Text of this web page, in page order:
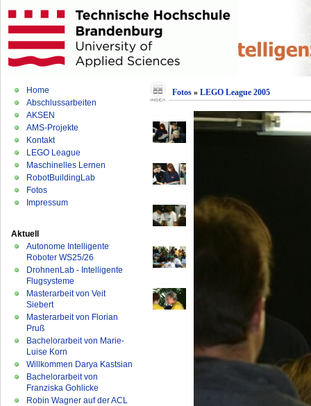
Home
Abschlussarbeiten
AKSEN
AMS-Projekte
Kontakt
LEGO League
Maschinelles Lernen
RobotBuildingLab
Fotos
Impressum
Aktuell
Autonome Intelligente
Roboter WS25/26
DrohnenLab - Intelligente
Flugsysteme
Masterarbeit von Veit
Siebert
Masterarbeit von Florian
Pruß
Bachelorarbeit von Marie-
Luise Korn
Willkommen Darya Kastsian
Bachelorarbeit von
Franziska Gohlicke
Robin Wagner auf der ACL
Fotos» LEGO League 2005